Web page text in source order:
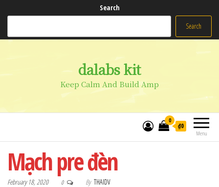
Search
Search
dalabs kit
Keep Calm And Build Amp
Menu
0
₫0
Mạch pre đèn
February 18, 2020 0 By THAIDV